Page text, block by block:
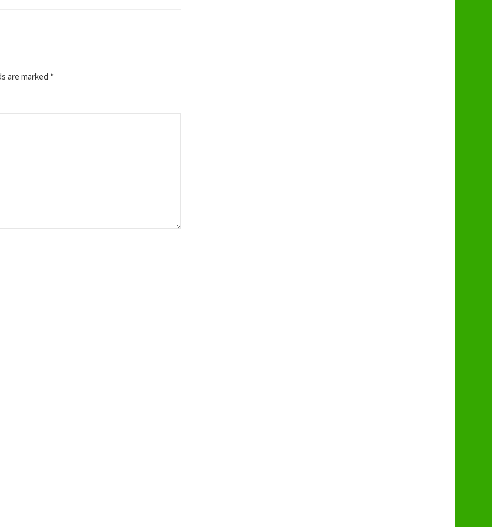
are marked *